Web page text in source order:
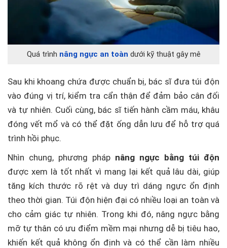
Quá trình nâng ngực an toàn dưới kỹ thuật gây mê
Sau khi khoang chứa được chuẩn bị, bác sĩ đưa túi độn
vào đúng vị trí, kiểm tra cẩn thận để đảm bảo cân đối
và tự nhiên. Cuối cùng, bác sĩ tiến hành cầm máu, khâu
đóng vết mổ và có thể đặt ống dẫn lưu để hỗ trợ quá
trình hồi phục.
Nhìn chung, phương pháp nâng ngực bằng túi độn
được xem là tốt nhất vì mang lại kết quả lâu dài, giúp
tăng kích thước rõ rệt và duy trì dáng ngực ổn định
theo thời gian. Túi độn hiện đại có nhiều loại an toàn và
cho cảm giác tự nhiên. Trong khi đó, nâng ngực bằng
mỡ tự thân có ưu điểm mềm mại nhưng dễ bị tiêu hao,
khiến kết quả không ổn định và có thể cần làm nhiều